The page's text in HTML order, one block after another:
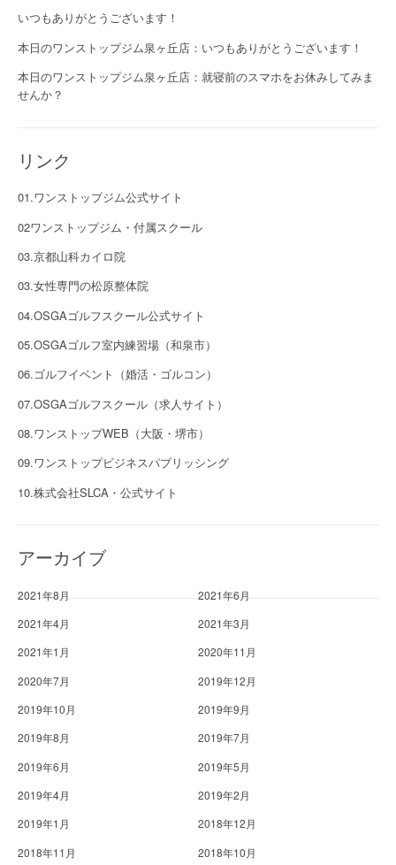
いつもありがとうございます！
本日のワンストップジム泉ヶ丘店：いつもありがとうございます！
本日のワンストップジム泉ヶ丘店：就寝前のスマホをお休みしてみま
せんか？
リンク
01.ワンストップジム公式サイト
02ワンストップジム・付属スクール
03.京都山科カイロ院
03.女性専門の松原整体院
04.OSGAゴルフスクール公式サイト
05.OSGAゴルフ室内練習場（和泉市）
06.ゴルフイベント（婚活・ゴルコン）
07.OSGAゴルフスクール（求人サイト）
08.ワンストップWEB（大阪・堺市）
09.ワンストップビジネスパブリッシング
10.株式会社SLCA・公式サイト
アーカイブ
2021年8月
2021年6月
2021年4月
2021年3月
2021年1月
2020年11月
2020年7月
2019年12月
2019年10月
2019年9月
2019年8月
2019年7月
2019年6月
2019年5月
2019年4月
2019年2月
2019年1月
2018年12月
2018年11月
2018年10月